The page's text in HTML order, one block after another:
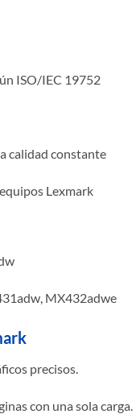
ISO/IEC 19752
calidad constante
Lexmark
MX432adwe
precisos.
con una sola carga.